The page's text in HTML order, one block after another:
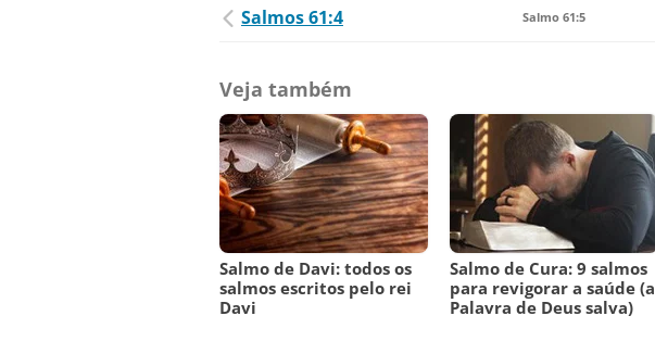
Salmos 61:4 Salmo 61:5
Veja também
Salmo de Davi: todos os
salmos escritos pelo rei
Davi
Salmo de Cura: 9 salmos
para revigorar a saúde (a
Palavra de Deus salva)